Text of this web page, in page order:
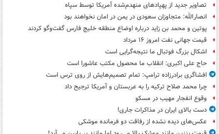
تصاویر جدید از پهپادهای منهدم‌شده آمریکا توسط سپاه
انصارالله: متجاوزان سعودی در یمن در امان نخواهند بود
پوتین و محمد بن زاید درباره اوضاع منطقه خلیج فارس گفت‌وگو کردند
قیمت جهانی نفت امروز ۱۶ مرداد
اشکال بزرگ فوتبال ما نتیجه‌گرایی است
حاج علی اکبری: انقلاب ما محصول مکتب عاشورا است
افشاگری برادرزاده ترامپ: تمام تصمیم‌هایش از روی ترس است
چرا محمد صلاح ترکیه را به عربستان و آمریکا ترجیح داد
وقوع انفجار مهیب در مسکو
دست بالای ایران در مذاکرات جاری!
عکس‌های دیده نشده از رفاقت دو فرمانده‌ موشکی